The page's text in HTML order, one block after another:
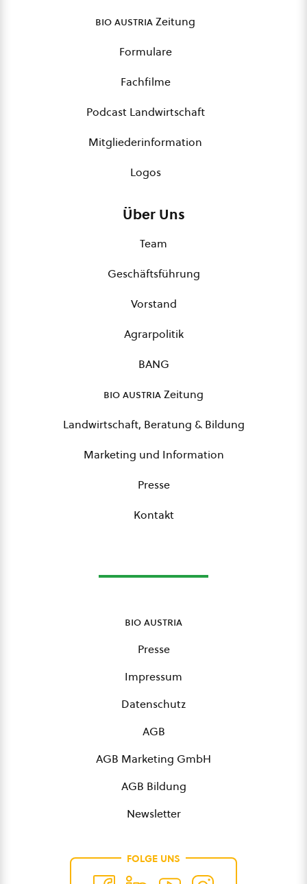
bio austriaZeitung
Formulare
Fachfilme
Podcast Landwirtschaft
Mitgliederinformation
Logos
Über Uns
Team
Geschäftsführung
Vorstand
Agrarpolitik
BANG
bio austriaZeitung
Landwirtschaft, Beratung & Bildung
Marketing und Information
Presse
Kontakt
bio austria
Presse
Impressum
Datenschutz
AGB
AGB Marketing GmbH
AGB Bildung
Newsletter
FOLGE UNS